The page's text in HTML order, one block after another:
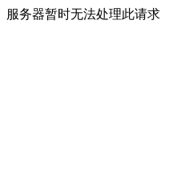
服务器暂时无法处理此请求